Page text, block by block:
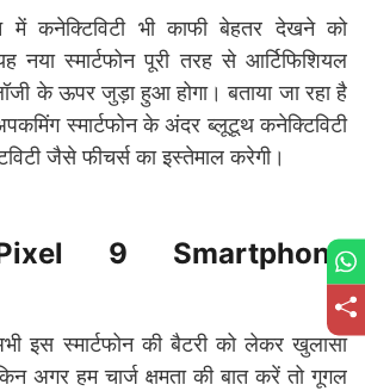
में कनेक्टिविटी भी काफी बेहतर देखने को
नया स्मार्टफोन पूरी तरह से आर्टिफिशियल
के ऊपर जुड़ा हुआ होगा। बताया जा रहा है
स्मार्टफोन के अंदर ब्लूटूथ कनेक्टिविटी
जैसे फीचर्स का इस्तेमाल करेगी।
9 Smartphone
इस स्मार्टफोन की बैटरी को लेकर खुलासा
अगर हम चार्ज क्षमता की बात करें तो गूगल